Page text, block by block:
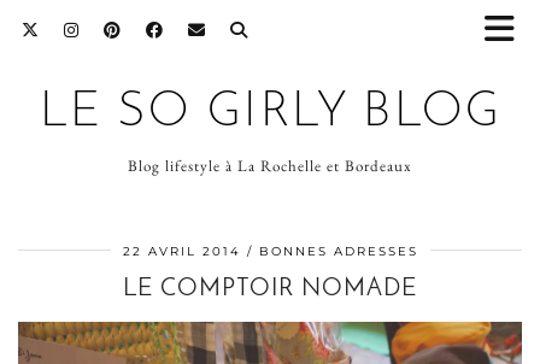
LE SO GIRLY BLOG
Blog lifestyle à La Rochelle et Bordeaux
22 AVRIL 2014 BONNES ADRESSES
LE COMPTOIR NOMADE